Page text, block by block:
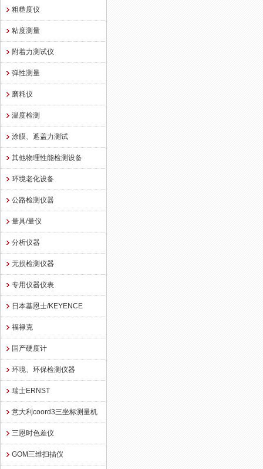
粗糙度仪
粘度测量
附着力测试仪
弹性测量
磨耗仪
温度检测
涂膜、遮盖力测试
其他物理性能检测设备
环境老化设备
公路检测仪器
量具/量仪
分析仪器
无损检测仪器
专用仪器仪表
日本基恩士/KEYENCE
福禄克
国产硬度计
环境、环保检测仪器
瑞士ERNST
意大利coord3三坐标测量机
三恩时色差仪
GOM三维扫描仪